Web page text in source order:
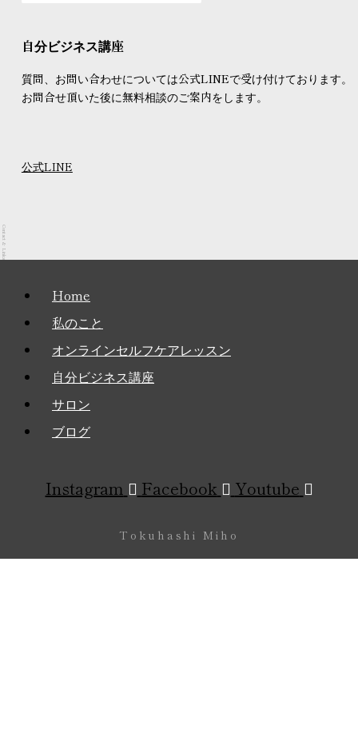
自分ビジネス講座
質問、お問い合わせについては公式LINEで受け付けております。
お問合せ頂いた後に無料相談のご案内をします。
公式LINE
Contact & Links
Home
私のこと
オンラインセルフケアレッスン
自分ビジネス講座
サロン
ブログ
Instagram Facebook Youtube
Tokuhashi Miho